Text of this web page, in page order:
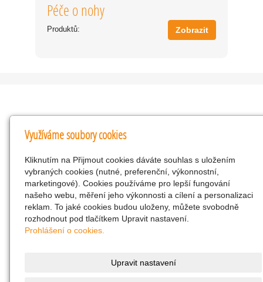
Péče o nohy
Produktů: Zobrazit
Kontakty
KNK obchodní společnost s r.o.
Komenského 127, Žacléř, 542 01 Číslo účtu:
286293602/0300
25298518
CZ25298518
info@drogerienacestach.cz
Využíváme soubory cookies
Kliknutím na Přijmout cookies dáváte souhlas s uložením
vybraných cookies (nutné, preferenční, výkonnostní,
marketingové). Cookies používáme pro lepší fungování
našeho webu, měření jeho výkonnosti a cílení a personalizaci
reklam. To jaké cookies budou uloženy, můžete svobodně
rozhodnout pod tlačítkem Upravit nastavení.
Prohlášení o cookies.
Upravit nastavení